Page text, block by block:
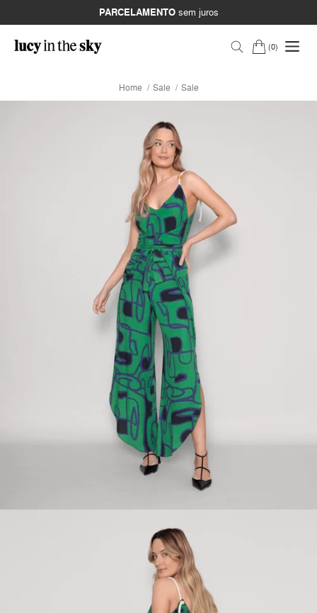
PARCELAMENTOsem juros
0
Home Sale Sale